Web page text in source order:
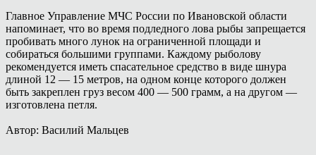
Главное Управление МЧС России по Ивановской области
напоминает, что во время подледного лова рыбы запрещается
пробивать много лунок на ограниченной площади и
собираться большими группами. Каждому рыболову
рекомендуется иметь спасательное средство в виде шнура
длиной 12 — 15 метров, на одном конце которого должен
быть закреплен груз весом 400 — 500 грамм, а на другом —
изготовлена петля.
Автор: Василий Мальцев